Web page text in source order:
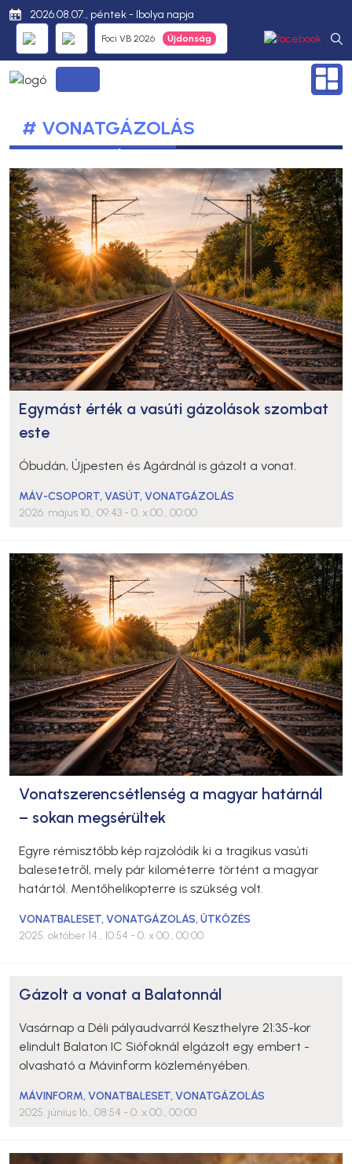
2026.08.07., péntek - Ibolya napja
Foci VB 2026
# VONATGÁZOLÁS
Egymást érték a vasúti gázolások szombat
este
Óbudán, Újpesten és Agárdnál is gázolt a vonat.
MÁV-CSOPORT,VASÚT,VONATGÁZOLÁS
2026. május 10., 09:43 - 0. x 00., 00:00
Vonatszerencsétlenség a magyar határnál
– sokan megsérültek
Egyre rémisztőbb kép rajzolódik ki a tragikus vasúti
balesetetről, mely pár kilométerre történt a magyar
határtól. Mentőhelikopterre is szükség volt.
VONATBALESET,VONATGÁZOLÁS,ÜTKÖZÉS
2025. október 14., 10:54 - 0. x 00., 00:00
Gázolt a vonat a Balatonnál
Vasárnap a Déli pályaudvarról Keszthelyre 21:35-kor
elindult Balaton IC Siófoknál elgázolt egy embert -
olvasható a Mávinform közleményében.
MÁVINFORM,VONATBALESET,VONATGÁZOLÁS
2025. június 16., 08:54 - 0. x 00., 00:00